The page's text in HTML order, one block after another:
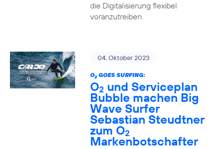
die Digitalisierung flexibel
voranzutreiben.
04. Oktober 2023
O2GOES SURFING:
O2 und Serviceplan
Bubble machen Big
Wave Surfer
Sebastian Steudtner
zum O2
Markenbotschafter